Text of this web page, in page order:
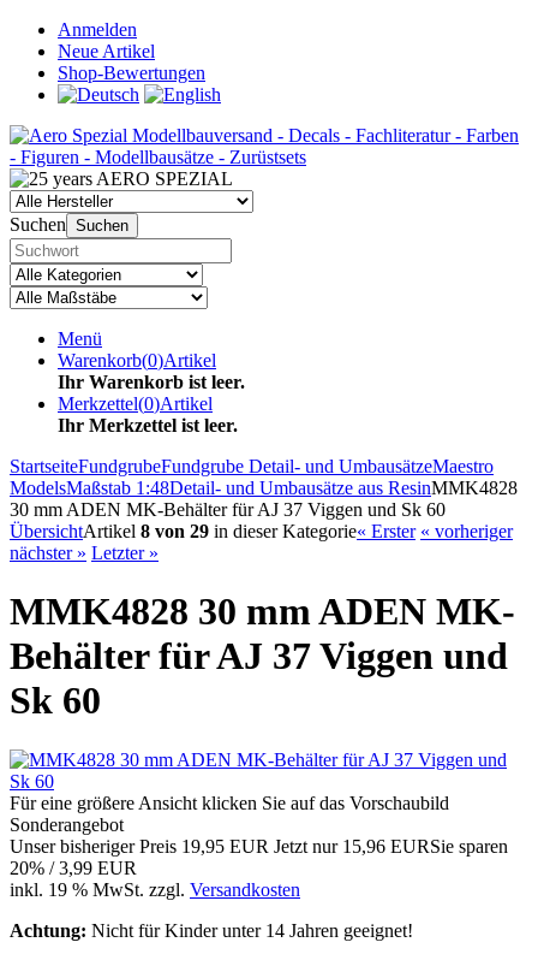
Anmelden
Neue Artikel
Shop-Bewertungen
Suchen Suchen
Menü
Warenkorb(0)Artikel
Ihr Warenkorb ist leer.
Merkzettel(0)Artikel
Ihr Merkzettel ist leer.
StartseiteFundgrubeFundgrube Detail- und UmbausätzeMaestro
ModelsMaßstab 1:48Detail- und Umbausätze aus ResinMMK4828
30 mm ADEN MK-Behälter für AJ 37 Viggen und Sk 60
ÜbersichtArtikel 8 von 29 in dieser Kategorie« Erster « vorheriger
nächster » Letzter »
MMK4828 30 mm ADEN MK-
Behälter für AJ 37 Viggen und
Sk 60
Für eine größere Ansicht klicken Sie auf das Vorschaubild
Sonderangebot
Unser bisheriger Preis 19,95 EUR Jetzt nur 15,96 EURSie sparen
20% / 3,99 EUR
inkl. 19 % MwSt. zzgl. Versandkosten
Achtung: Nicht für Kinder unter 14 Jahren geeignet!